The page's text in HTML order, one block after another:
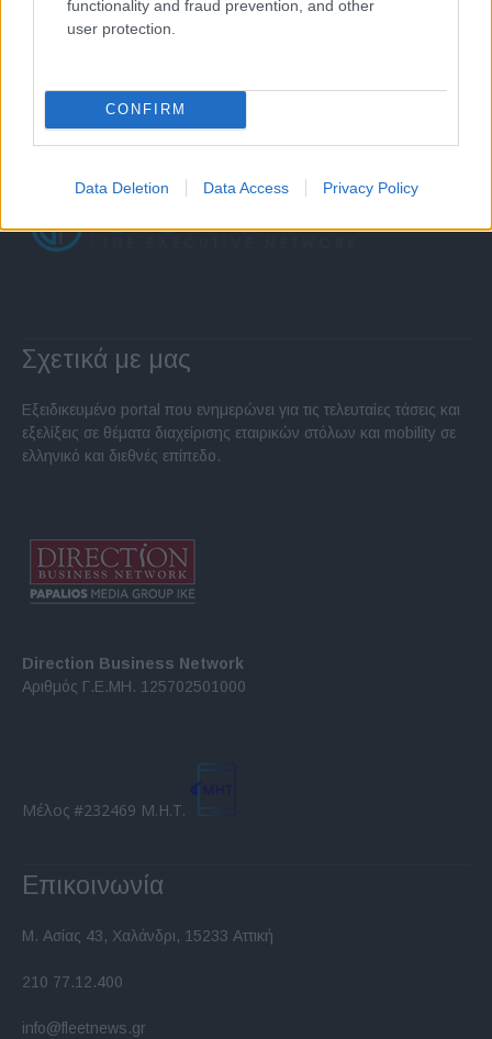
functionality and fraud prevention, and other
user protection.
CONFIRM
Data Deletion Data Access Privacy Policy
Σχετικά με μας
Εξειδικευμένο portal που ενημερώνει για τις τελευταίες τάσεις και
εξελίξεις σε θέματα διαχείρισης εταιρικών στόλων και mobility σε
ελληνικό και διεθνές επίπεδο.
Direction Business Network
Αριθμός Γ.Ε.ΜΗ. 125702501000
Μέλος #232469 Μ.Η.Τ.
Επικοινωνία
Μ. Ασίας 43, Χαλάνδρι, 15233 Αττική
210 77.12.400
info@fleetnews.gr